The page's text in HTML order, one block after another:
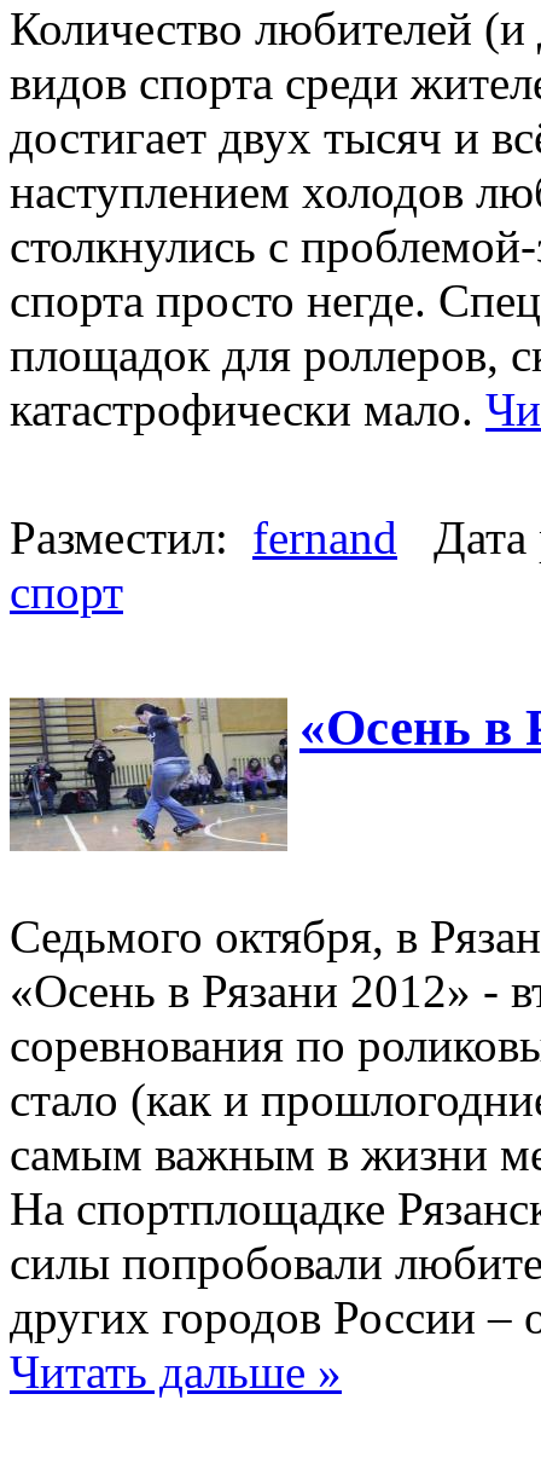
Количество любителей
видов спорта среди
достигает двух тысяч и
наступлением холодов
столкнулись с
спорта просто негде.
площадок для роллеров,
катастрофически мало.
Разместил: fernand
спорт
«Осень в
Седьмого октября, в
«Осень в Рязани 2012» -
соревнования по
стало (как и
самым важным в жизни
На спортплощадке
силы попробовали
других городов России
Читать дальше »